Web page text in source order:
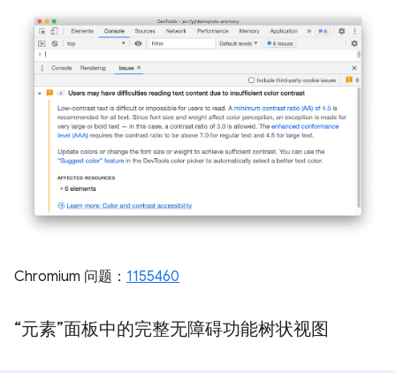
Chromium 问题： 1155460
“元素”面板中的完整无障碍功能树状视图